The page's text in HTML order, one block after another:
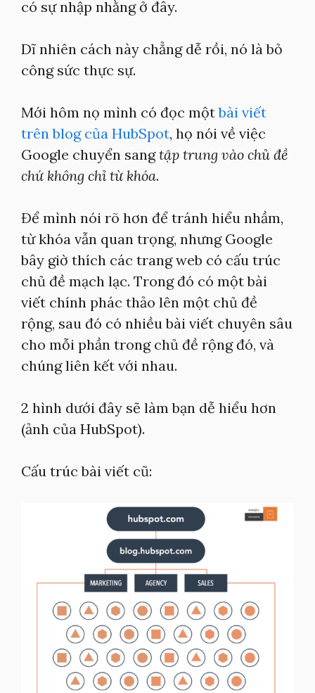
có sự nhập nhằng ở đây.
Dĩ nhiên cách này chẳng dễ rồi, nó là bỏ
công sức thực sự.
Mới hôm nọ mình có đọc mộtbài viết
trên blog của HubSpot, họ nói về việc
Google chuyển sangtập trung vào chủ đề
chứ không chỉ từ khóa.
Để mình nói rõ hơn để tránh hiểu nhầm,
từ khóa vẫn quan trọng, nhưng Google
bây giờ thích các trang web có cấu trúc
chủ đề mạch lạc. Trong đó có một bài
viết chính phác thảo lên một chủ đề
rộng, sau đó có nhiều bài viết chuyên sâu
cho mỗi phần trong chủ đề rộng đó, và
chúng liên kết với nhau.
2 hình dưới đây sẽ làm bạn dễ hiểu hơn
(ảnh của HubSpot).
Cấu trúc bài viết cũ: